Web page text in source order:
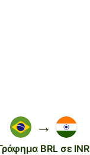
→
BRL σε INR